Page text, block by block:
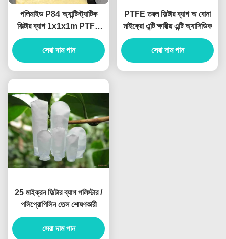
পলিমাইড P84 অ্যান্টিস্ট্যাটিক
ফিল্টার ব্যাগ 1x1x1m PTFE
সুতা সহ
সেরা দাম পান
PTFE তরল ফিল্টার ব্যাগ অ বোনা
মাইক্রো এন্টি ক্ষারীয় এন্টি অ্যাসিডিক
সেরা দাম পান
25 মাইক্রন ফিল্টার ব্যাগ পলিস্টার /
পলিপ্রোপিলিন তেল শোষণকারী
সেরা দাম পান